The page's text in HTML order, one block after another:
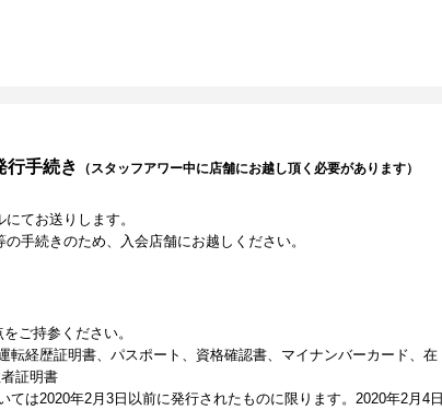
行手続き （スタッフアワー中に店舗にお越し頂く必要があります）
てお送りします。
手続きのため、入会店舗にお越しください。
ご持参ください。
転経歴証明書、パスポート、資格確認書、マイナンバーカード、在
証明書
ては2020年2月3日以前に発行されたものに限ります。2020年2月4日